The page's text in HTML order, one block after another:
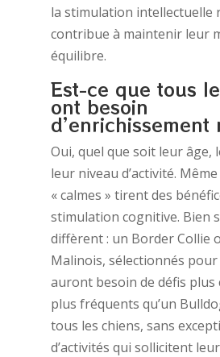
la stimulation intellectuelle
contribue à maintenir leur
équilibre.
Est-ce que tous
ont besoin
d’enrichissement
Oui, quel que soit leur âge,
leur niveau d’activité.
« calmes » tirent des
stimulation cognitive. Bien
diffèrent : un Border Collie
Malinois, sélectionnés
auront besoin de défis plus
plus fréquents qu’un
tous les chiens, sans
d’activités qui sollicitent